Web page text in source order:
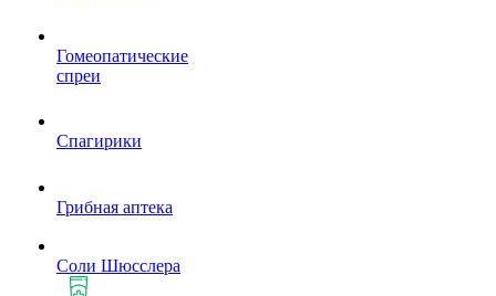
Гомеопатические
спреи
Спагирики
Грибная аптека
Соли Шюсслера